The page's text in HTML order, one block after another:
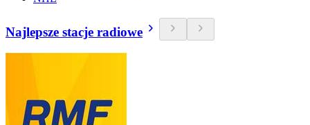
Najlepsze stacje radiowe